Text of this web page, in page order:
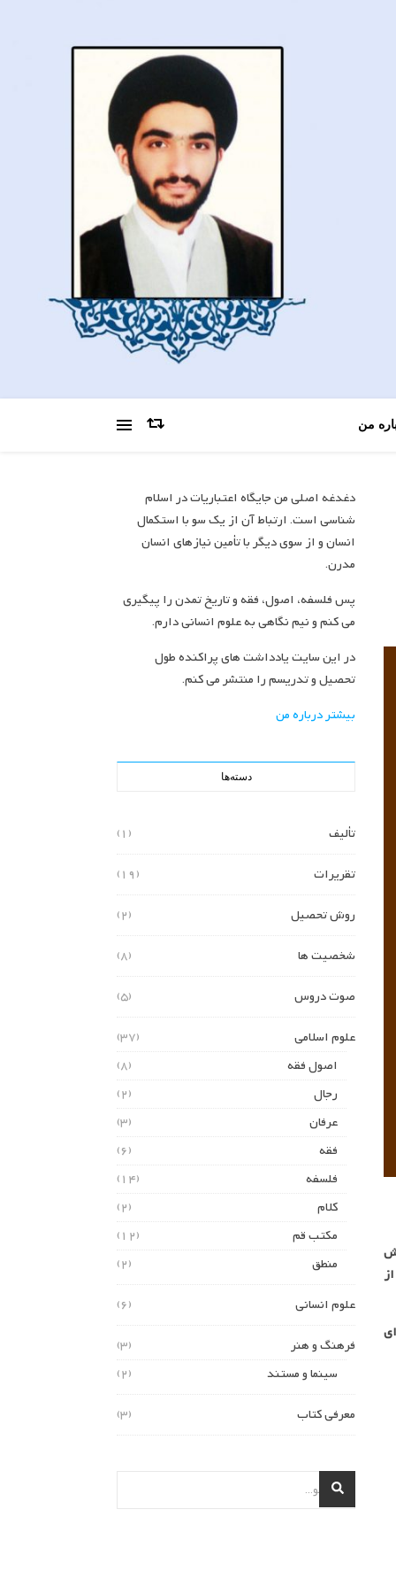
من
دغدغه اصلی من جایگاه اعتباریات در اسلام
شناسی است. ارتباط آن از یک سو با استکمال
انسان و از سوی دیگر با تأمین نیازهای انسان
مدرن.
پس فلسفه، اصول، فقه و تاریخ تمدن را پیگیری
می کنم و نیم نگاهی به علوم انسانی دارم.
در این سایت یادداشت های پراکنده طول
تحصیل و تدریسم را منتشر می کنم.
بیشتر درباره من
دسته‌ها
تألیف
(1)
تقریرات
(19)
روش تحصیل
(2)
شخصیت ها
(8)
صوت دروس
(5)
علوم اسلامی
(37)
اصول فقه
(8)
رجال
(2)
عرفان
(3)
فقه
(6)
فلسفه
(14)
کلام
(2)
مکتب قم
(12)
منطق
(2)
علوم انسانی
(6)
فرهنگ و هنر
(3)
سینما و مستند
(2)
معرفی کتاب
(3)